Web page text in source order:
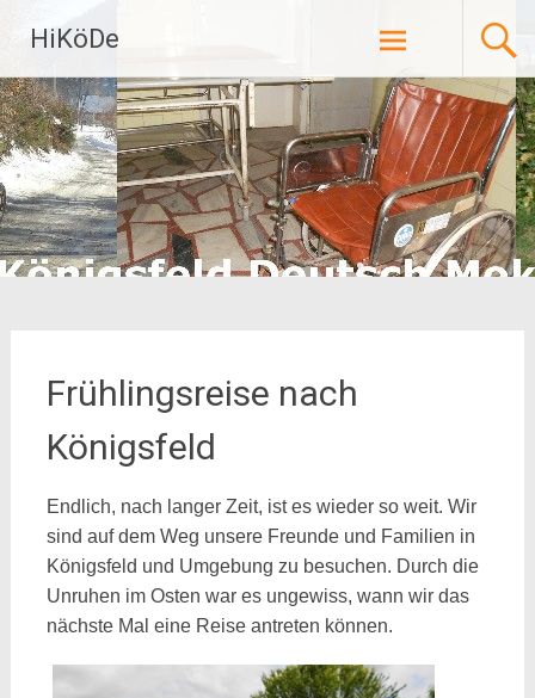
Inhalt
springen
HiKöDe
Frühlingsreise nach
Königsfeld
Endlich, nach langer Zeit, ist es wieder so weit. Wir
sind auf dem Weg unsere Freunde und Familien in
Königsfeld und Umgebung zu besuchen. Durch die
Unruhen im Osten war es ungewiss, wann wir das
nächste Mal eine Reise antreten können.